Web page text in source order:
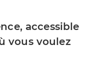
accessible
vous voulez